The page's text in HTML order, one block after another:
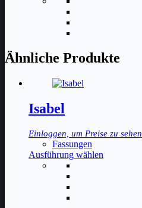
Die
Optionen
werden
Ähnliche Produkte
Isabel
Einloggen, um Preise zu sehen
Fassungen
Ausführung wählen